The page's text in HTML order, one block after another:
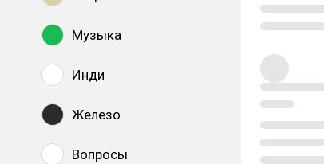
Музыка
Инди
Железо
Вопросы